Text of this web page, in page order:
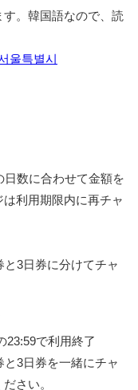
。韓国語なので、読
울특별시
日数に合わせて金額を
利用期限内に再チャ
3日券に分けてチャ
で利用終了
3日券を一緒にチャ
さい。